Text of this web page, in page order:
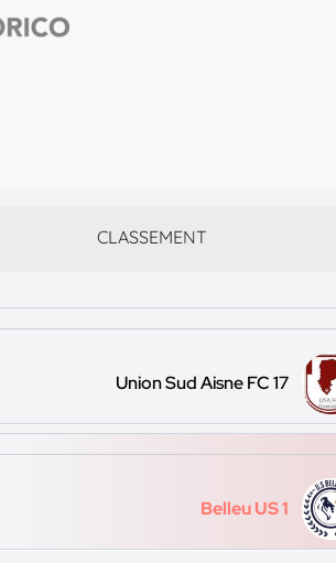
CLASSEMENT
Union Sud Aisne FC 17
Belleu US 1